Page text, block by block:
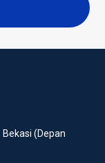
Bekasi (Depan